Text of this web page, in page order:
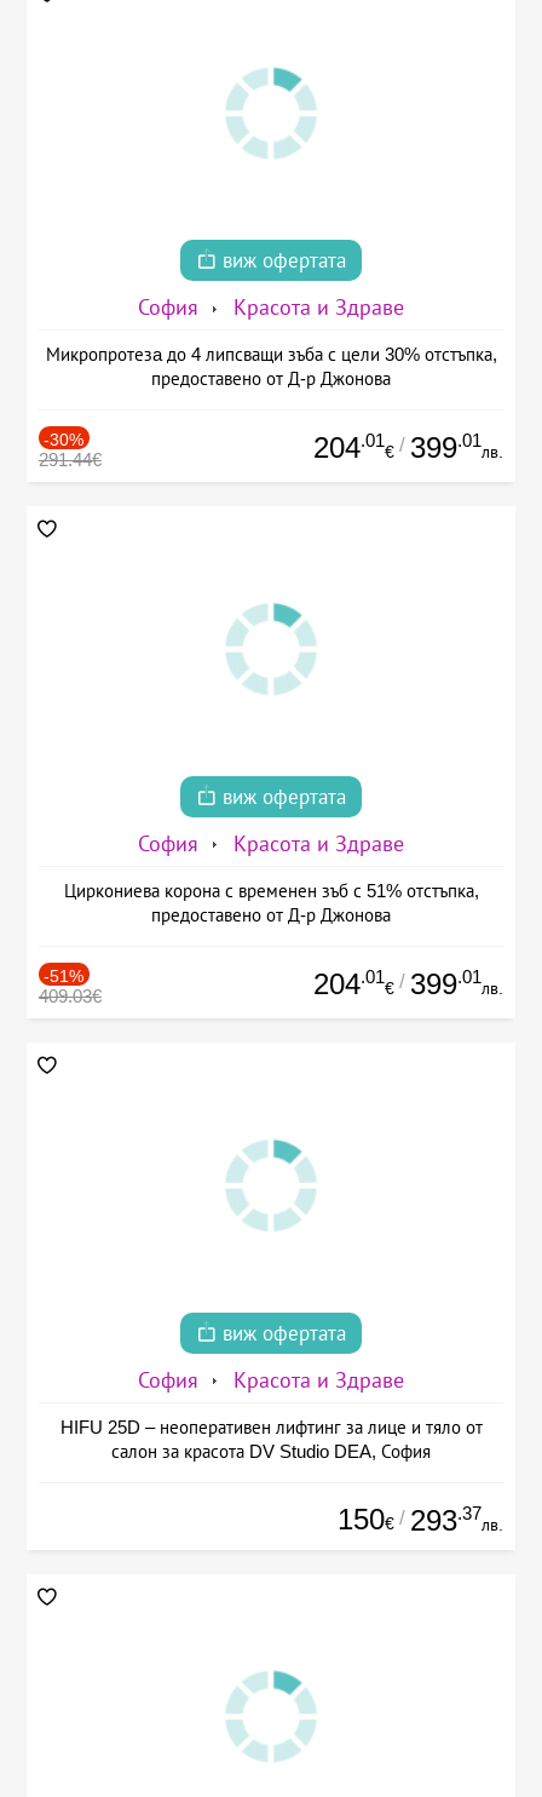
виж офертата
София Красота и Здраве
Микропротезa до 4 липсващи зъба с цели 30% отстъпка,
предоставено от Д-р Джонова
-30%
291.44€ 204.01
€ / 399.01
лв.
виж офертата
София Красота и Здраве
Циркониева корона с временен зъб с 51% отстъпка,
предоставено от Д-р Джонова
-51%
409.03€ 204.01
€ / 399.01
лв.
виж офертата
София Красота и Здраве
HIFU 25D – неоперативен лифтинг за лице и тяло от
салон за красота DV Studio DEA, София
150€ / 293.37
лв.